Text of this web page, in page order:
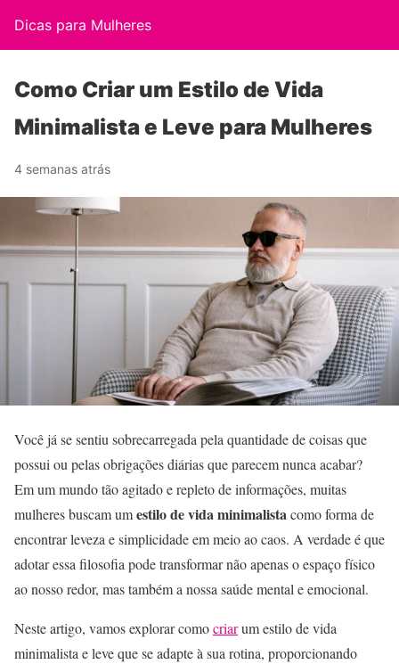
Dicas para Mulheres
Como Criar um Estilo de Vida
Minimalista e Leve para Mulheres
4 semanas atrás
Você já se sentiu sobrecarregada pela quantidade de coisas que
possui ou pelas obrigações diárias que parecem nunca acabar?
Em um mundo tão agitado e repleto de informações, muitas
mulheres buscam umestilo de vida minimalistacomo forma de
encontrar leveza e simplicidade em meio ao caos. A verdade é que
adotar essa filosofia pode transformar não apenas o espaço físico
ao nosso redor, mas também a nossa saúde mental e emocional.
Neste artigo, vamos explorar comocriarum estilo de vida
minimalista e leve que se adapte à sua rotina, proporcionando